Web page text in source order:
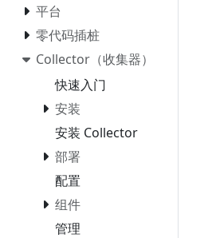
平台
零代码插桩
Collector（收集器）
快速入门
安装
安装 Collector
部署
配置
组件
管理